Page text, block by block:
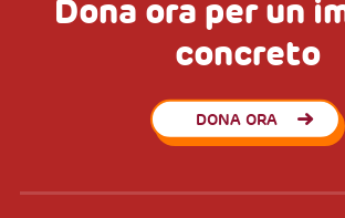
Dona ora per un
concreto
DONA ORA